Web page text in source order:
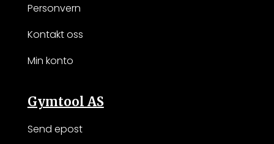
Personvern
Kontakt oss
Min konto
Gymtool AS
Send epost